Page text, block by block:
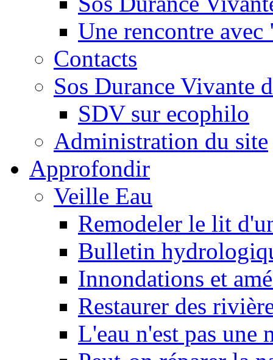
Une rencontre
Contacts
Sos Durance Vivante
SDV sur ecophilo
Administration du site
Approfondir
Veille Eau
Remodeler le lit
Bulletin
Innondations et
Restaurer des
L'eau n'est pas une